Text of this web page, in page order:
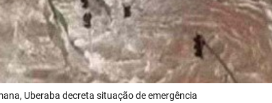
Uberaba decreta situação de emergência